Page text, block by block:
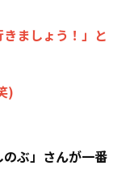
ましょう！」と
)
ぶ」さんが一番